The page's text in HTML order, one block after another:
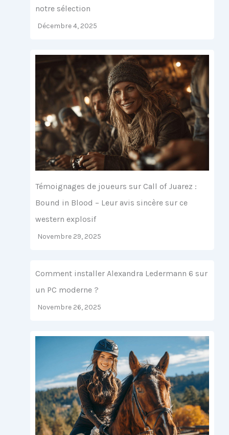
notre sélection
Décembre 4, 2025
Témoignages de joueurs sur Call of Juarez :
Bound in Blood – Leur avis sincère sur ce
western explosif
Novembre 29, 2025
Comment installer Alexandra Ledermann 6 sur
un PC moderne ?
Novembre 26, 2025